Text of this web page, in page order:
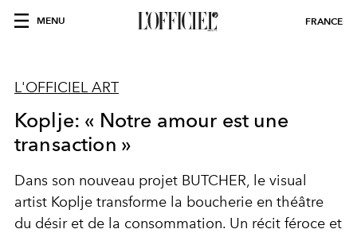
MENU FRANCE
L'OFFICIEL ART
Koplje: « Notre amour est une
transaction »
Dans son nouveau projet BUTCHER, le visual
artist Koplje transforme la boucherie en théâtre
du désir et de la consommation. Un récit féroce et